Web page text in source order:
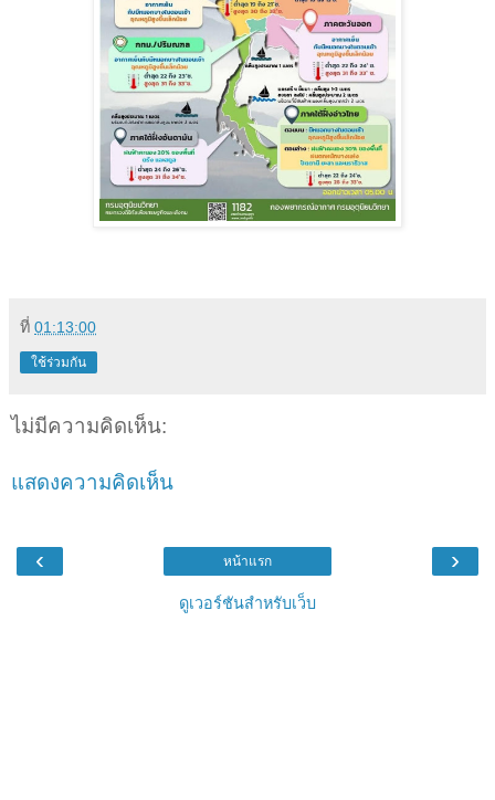
ที่ 01:13:00
ใช้ร่วมกัน
ไม่มีความคิดเห็น:
แสดงความคิดเห็น
‹ ›
หน้าแรก
ดูเวอร์ชันสำหรับเว็บ